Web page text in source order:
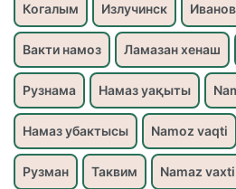
Когалым Излучинск
Вакти намоз Ламазан хенаш
Рузнама Намаз уақыты
Намаз убактысы Namoz vaqti
Рузман Таквим Namaz vaxti